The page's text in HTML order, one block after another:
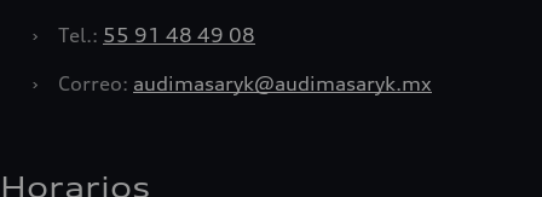
›
Tel.: 55 91 48 49 08
›
Correo: audimasaryk@audimasaryk.mx
Horarios